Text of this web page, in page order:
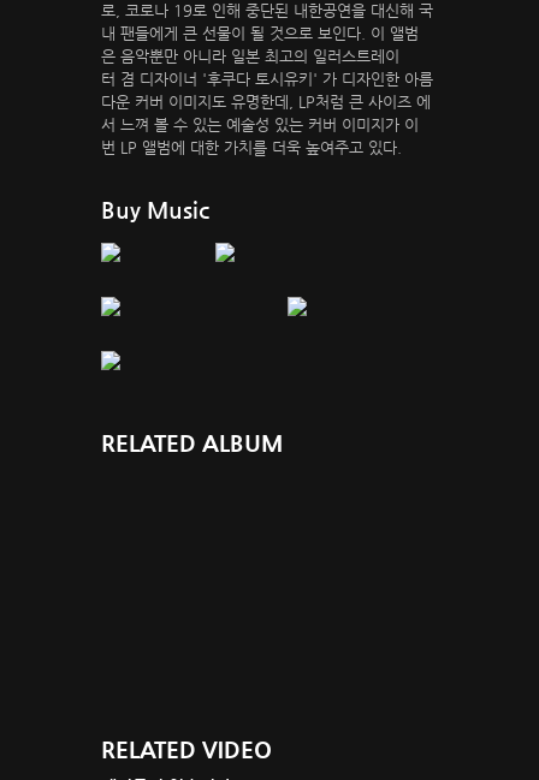
로, 코로나 19로 인해 중단된 내한공연을 대신해 국
내 팬들에게 큰 선물이 될 것으로 보인다. 이 앨범
은 음악뿐만 아니라 일본 최고의 일러스트레이
터 겸 디자이너 '후쿠다 토시유키' 가 디자인한 아름
다운 커버 이미지도 유명한데, LP처럼 큰 사이즈 에
서 느껴 볼 수 있는 예술성 있는 커버 이미지가 이
번 LP 앨범에 대한 가치를 더욱 높여주고 있다.
Buy Music
RELATED ALBUM
RELATED VIDEO